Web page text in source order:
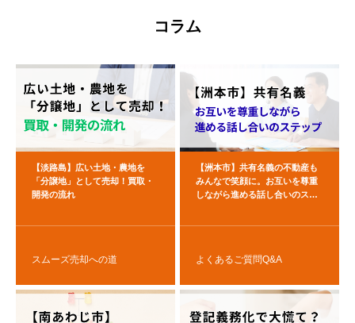
コラム
【淡路島】広い土地・農地を
「分譲地」として売却！買取・
開発の流れ
スムーズ売却への道
【洲本市】共有名義の不動産も
みんなで笑顔に。お互いを尊重
しながら進める話し合いのステ
よくあるご質問Q&A